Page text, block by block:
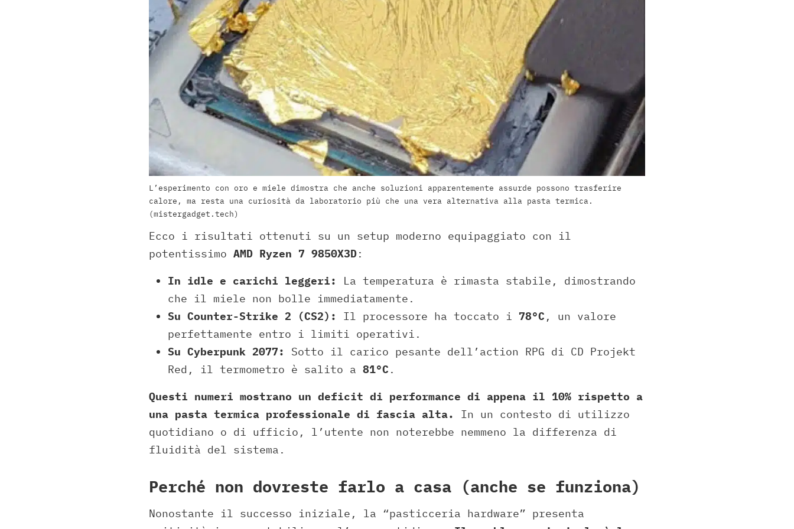
L’esperimento con oro e miele dimostra che anche soluzioni apparentemente assurde possono trasferire
calore, ma resta una curiosità da laboratorio più che una vera alternativa alla pasta termica.
(mistergadget.tech)
Ecco i risultati ottenuti su un setup moderno equipaggiato con il
potentissimo AMD Ryzen 7 9850X3D:
In idle e carichi leggeri:
La temperatura è rimasta stabile, dimostrando
che il miele non bolle immediatamente.
Su Counter-Strike 2 (CS2):
Il processore ha toccato i 78°C , un valore
perfettamente entro i limiti operativi.
Su Cyberpunk 2077:
Sotto il carico pesante dell’action RPG di CD Projekt
Red, il termometro è salito a 81°C .
Questi numeri mostrano un deficit di performance di appena il 10% rispetto a
una pasta termica professionale di fascia alta.
In un contesto di utilizzo
quotidiano o di ufficio, l’utente non noterebbe nemmeno la differenza di
fluidità del sistema.
Perché non dovreste farlo a casa (anche se funziona)
Nonostante il successo iniziale, la “pasticceria hardware” presenta